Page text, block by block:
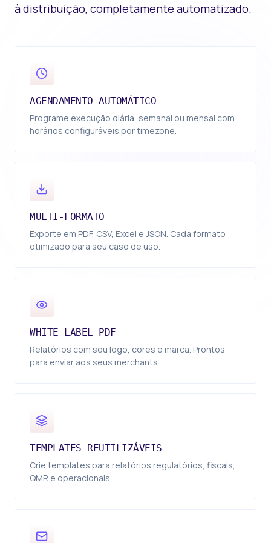
à distribuição, completamente automatizado.
AGENDAMENTO AUTOMÁTICO
Programe execução diária, semanal ou mensal com
horários configuráveis por timezone.
MULTI-FORMATO
Exporte em PDF, CSV, Excel e JSON. Cada formato
otimizado para seu caso de uso.
WHITE-LABEL PDF
Relatórios com seu logo, cores e marca. Prontos
para enviar aos seus merchants.
TEMPLATES REUTILIZÁVEIS
Crie templates para relatórios regulatórios, fiscais,
QMR e operacionais.